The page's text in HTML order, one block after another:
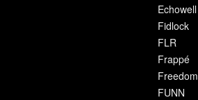
Echowell
Fidlock
FLR
Frappé
Freedom
FUNN